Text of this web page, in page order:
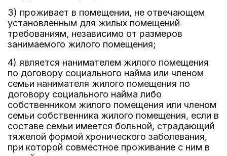
3) проживает в помещении, не отвечающем
установленным для жилых помещений
требованиям, независимо от размеров
занимаемого жилого помещения;
4) является нанимателем жилого помещения
по договору социального найма или членом
семьи нанимателя жилого помещения по
договору социального найма либо
собственником жилого помещения или членом
семьи собственника жилого помещения, если в
составе семьи имеется больной, страдающий
тяжелой формой хронического заболевания,
при которой совместное проживание с ним в